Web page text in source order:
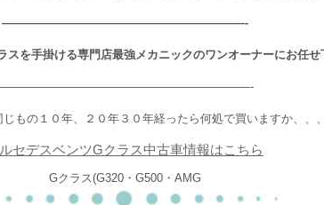
—————————————————————-
スを手掛ける専門店最強メカニックのワンオーナーにお任せ
もの１０年、２０年３０年経ったら何処で買いますか、、、
セデスベンツGクラス中古車情報はこちら
Gクラス(G320・G500・AMG